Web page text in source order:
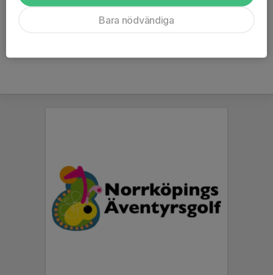
SWISH-NUMMER
Bara nödvändiga